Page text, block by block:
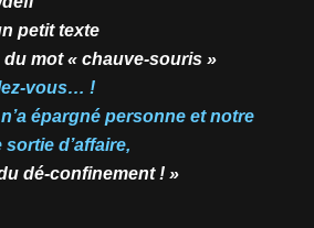
petit texte
mot « chauve-souris »
vous… !
épargné personne et notre
d’affaire,
dé-confinement ! »